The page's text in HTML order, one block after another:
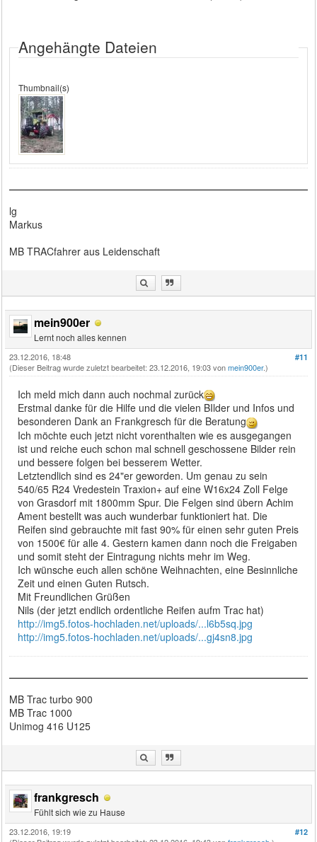
Angehängte Dateien
Thumbnail(s)
lg
Markus
MB TRACfahrer aus Leidenschaft
mein900er
Lernt noch alles kennen
#11
23.12.2016, 18:48
(Dieser Beitrag wurde zuletzt bearbeitet: 23.12.2016, 19:03 vonmein900er.)
Ich meld mich dann auch nochmal zurück
Erstmal danke für die Hilfe und die vielen BIlder und Infos und
besonderen Dank an Frankgresch für die Beratung
Ich möchte euch jetzt nicht vorenthalten wie es ausgegangen
ist und reiche euch schon mal schnell geschossene Bilder rein
und bessere folgen bei besserem Wetter.
Letztendlich sind es 24"er geworden. Um genau zu sein
540/65 R24 Vredestein Traxion+ auf eine W16x24 Zoll Felge
von Grasdorf mit 1800mm Spur. Die Felgen sind übern Achim
Ament bestellt was auch wunderbar funktioniert hat. Die
Reifen sind gebrauchte mit fast 90% für einen sehr guten Preis
von 1500€ für alle 4. Gestern kamen dann noch die Freigaben
und somit steht der Eintragung nichts mehr im Weg.
Ich wünsche euch allen schöne Weihnachten, eine Besinnliche
Zeit und einen Guten Rutsch.
Mit Freundlichen Grüßen
Nils (der jetzt endlich ordentliche Reifen aufm Trac hat)
http://img5.fotos-hochladen.net/uploads/...l6b5sq.jpg
http://img5.fotos-hochladen.net/uploads/...gj4sn8.jpg
MB Trac turbo 900
MB Trac 1000
Unimog 416 U125
frankgresch
Fühlt sich wie zu Hause
#12
23.12.2016, 19:19